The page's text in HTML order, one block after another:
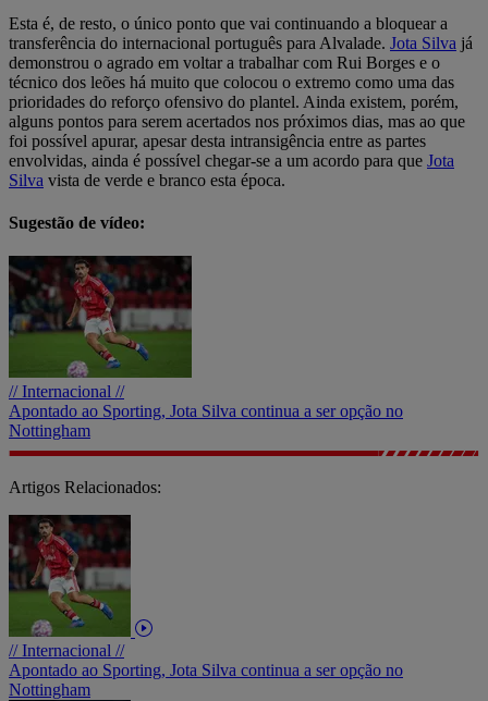
Esta é, de resto, o único ponto que vai continuando a bloquear a
transferência do internacional português para Alvalade. Jota Silva já
demonstrou o agrado em voltar a trabalhar com Rui Borges e o
técnico dos leões há muito que colocou o extremo como uma das
prioridades do reforço ofensivo do plantel. Ainda existem, porém,
alguns pontos para serem acertados nos próximos dias, mas ao que
foi possível apurar, apesar desta intransigência entre as partes
envolvidas, ainda é possível chegar-se a um acordo para que Jota
Silva vista de verde e branco esta época.
Sugestão de vídeo:
// Internacional //
Apontado ao Sporting, Jota Silva continua a ser opção no
Nottingham
Artigos Relacionados:
// Internacional //
Apontado ao Sporting, Jota Silva continua a ser opção no
Nottingham